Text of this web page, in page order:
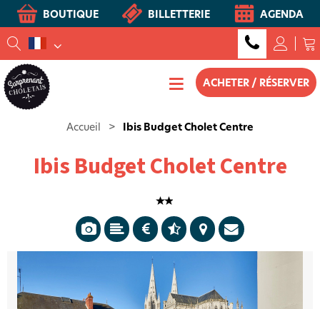
BOUTIQUE BILLETTERIE AGENDA
ACHETER / RÉSERVER
Accueil > Ibis Budget Cholet Centre
Ibis Budget Cholet Centre